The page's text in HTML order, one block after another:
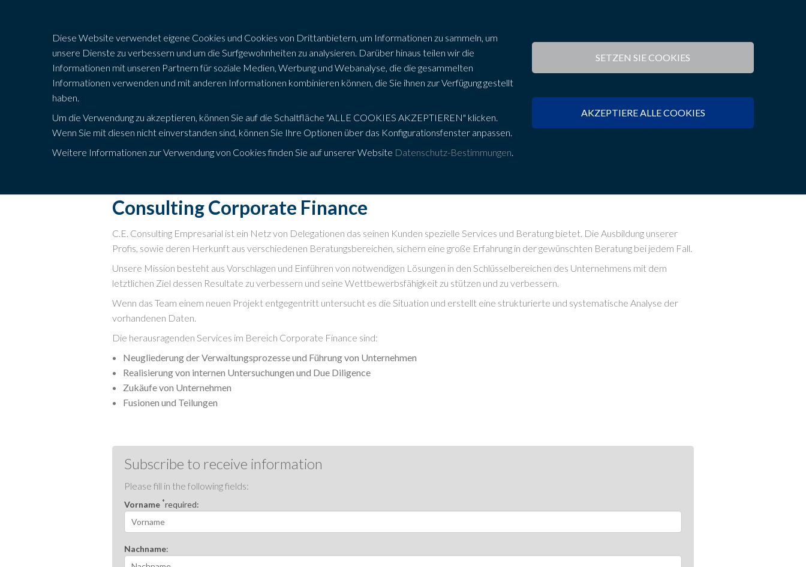
Diese Website verwendet eigene Cookies und Cookies von Drittanbietern, um Informationen zu sammeln, um
unsere Dienste zu verbessern und um die Surfgewohnheiten zu analysieren. Darüber hinaus teilen wir die
Informationen mit unseren Partnern für soziale Medien, Werbung und Webanalyse, die die gesammelten
Informationen verwenden und mit anderen Informationen kombinieren können, die Sie ihnen zur Verfügung gestellt
haben.
Um die Verwendung zu akzeptieren, können Sie auf die Schaltfläche "ALLE COOKIES AKZEPTIEREN" klicken.
Wenn Sie mit diesen nicht einverstanden sind, können Sie Ihre Optionen über das Konfigurationsfenster anpassen.
Weitere Informationen zur Verwendung von Cookies finden Sie auf unserer Website Datenschutz-Bestimmungen.
SETZEN SIE COOKIES
AKZEPTIERE ALLE COOKIES
Qualität des Services
Der Bereich ZEC
Arbeitsrechtsberatung
Rechtsberatung
Nationalen Beratungsbüro
922 724 196
Consulting Corporate Finance
C.E. Consulting Empresarial ist ein Netz von Delegationen das seinen Kunden spezielle Services und Beratung bietet. Die Ausbildung unserer
Profis, sowie deren Herkunft aus verschiedenen Beratungsbereichen, sichern eine große Erfahrung in der gewünschten Beratung bei jedem Fall.
Unsere Mission besteht aus Vorschlagen und Einführen von notwendigen Lösungen in den Schlüsselbereichen des Unternehmens mit dem
letztlichen Ziel dessen Resultate zu verbessern und seine Wettbewerbsfähigkeit zu stützen und zu verbessern.
Wenn das Team einem neuen Projekt entgegentritt untersucht es die Situation und erstellt eine strukturierte und systematische Analyse der
vorhandenen Daten.
Die herausragenden Services im Bereich Corporate Finance sind:
Neugliederung der Verwaltungsprozesse und Führung von Unternehmen
Realisierung von internen Untersuchungen und Due Diligence
Zukäufe von Unternehmen
Fusionen und Teilungen
Subscribe to receive information
Please fill in the following fields:
Vorname *required:
Nachname: